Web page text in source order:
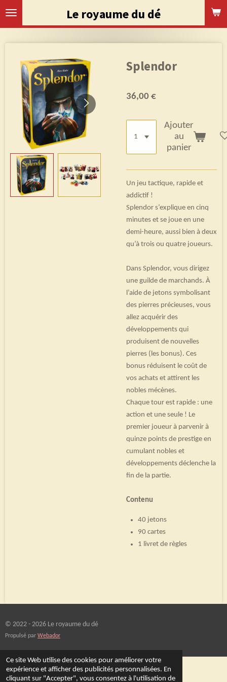
Ce site Web utilise des cookies pour améliorer votre
expérience et afficher des publicités personnalisées. En
cliquant sur "Accepter", vous consentez à l'utilisation de
Passer
Le royaume du dé
Splendor
36,00 €
Ajouter
au
panier
Un jeu tactique, rapide et
addictif !
Splendor s’explique en cinq
minutes et se joue en une
demi-heure, aussi bien à deux
qu’à trois ou quatre joueurs.
Dans Splendor, vous dirigez
une guilde de marchands. À
l’aide de jetons symbolisant
des pierres précieuses, vous
allez acquérir des
développements qui
produisent de nouvelles
pierres (les bonus). Ces
bonus réduisent le coût de
vos achats et attirent les
nobles mécènes.
Chaque tour est rapide : une
action et une seule ! Le
premier joueur à parvenir à
quinze points de prestige en
cumulant nobles et
développements déclenche la
fin de la partie.
Contenu
40 jetons
90 cartes
1 livret de règles
© 2022 - 2026 Le royaume du dé
Propulsé par Webador